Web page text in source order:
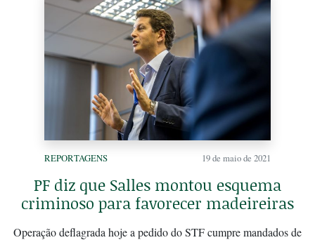
REPORTAGENS 19 de maio de 2021
PF diz que Salles montou esquema
criminoso para favorecer madeireiras
Operação deflagrada hoje a pedido do STF cumpre mandados de